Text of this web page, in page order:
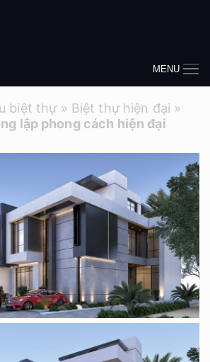
MENU
biệt thự» Biệt thự hiện đại »
lập phong cách hiện đại